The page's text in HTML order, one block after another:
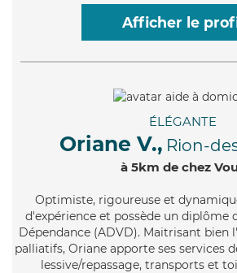
Afficher le
ÉLÉGANTE
Oriane V., Rion-
à 5km de chez
Optimiste, rigoureuse et
d'expérience et possède un diplôme
Dépendance (ADVD). Maitrisant bien
palliatifs, Oriane apporte ses services
lessive/repassage, transports et